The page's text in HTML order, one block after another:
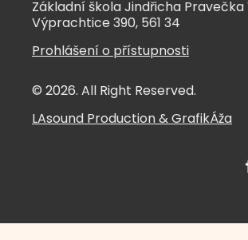
Základní škola Jindřicha
Výprachtice 390, 561 34
Prohlášení o přístupnosti
© 2026. All Right Reserved.
LAsound Production&GrafikÁža